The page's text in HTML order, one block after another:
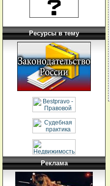
Ресурсы в тему
Реклама